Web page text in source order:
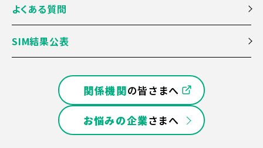
よくある質問
SIM結果公表
関係機関の皆さまへ
お悩みの企業さまへ